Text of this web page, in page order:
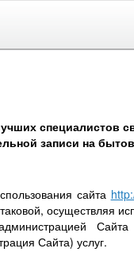
специалистов
записи на
сайта
осуществляя
Сайта) услуг.